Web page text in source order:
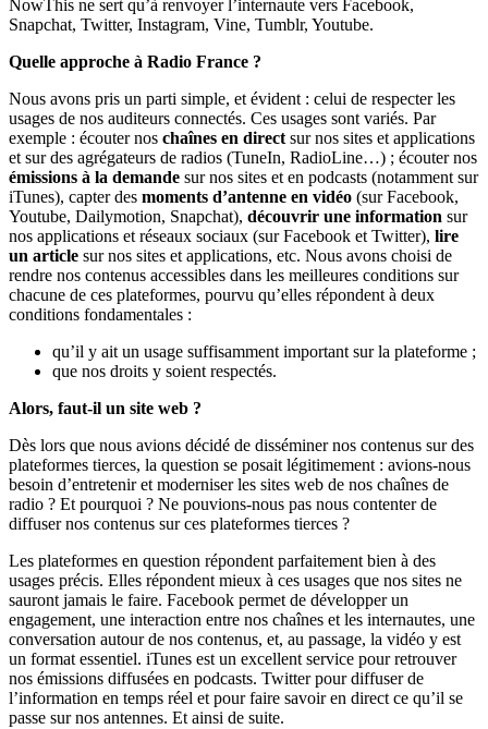
NowThis ne sert qu’à renvoyer l’internaute vers Facebook,
Snapchat, Twitter, Instagram, Vine, Tumblr, Youtube.
Quelle approche à Radio France ?
Nous avons pris un parti simple, et évident : celui de respecter les
usages de nos auditeurs connectés. Ces usages sont variés. Par
exemple : écouter nos chaînes en directsur nos sites et applications
et sur des agrégateurs de radios (TuneIn, RadioLine…) ; écouter nos
émissions à la demande sur nos sites et en podcasts (notamment sur
iTunes), capter des moments d’antenne en vidéo (sur Facebook,
Youtube, Dailymotion, Snapchat), découvrir une information sur
nos applications et réseaux sociaux (sur Facebook et Twitter), lire
un article sur nos sites et applications, etc. Nous avons choisi de
rendre nos contenus accessibles dans les meilleures conditions sur
chacune de ces plateformes, pourvu qu’elles répondent à deux
conditions fondamentales :
qu’il y ait un usage suffisamment important sur la plateforme ;
que nos droits y soient respectés.
Alors, faut-il un site web ?
Dès lors que nous avions décidé de disséminer nos contenus sur des
plateformes tierces, la question se posait légitimement : avions-nous
besoin d’entretenir et moderniser les sites web de nos chaînes de
radio ? Et pourquoi ? Ne pouvions-nous pas nous contenter de
diffuser nos contenus sur ces plateformes tierces ?
Les plateformes en question répondent parfaitement bien à des
usages précis. Elles répondent mieux à ces usages que nos sites ne
sauront jamais le faire. Facebook permet de développer un
engagement, une interaction entre nos chaînes et les internautes, une
conversation autour de nos contenus, et, au passage, la vidéo y est
un format essentiel. iTunes est un excellent service pour retrouver
nos émissions diffusées en podcasts. Twitter pour diffuser de
l’information en temps réel et pour faire savoir en direct ce qu’il se
passe sur nos antennes. Et ainsi de suite.